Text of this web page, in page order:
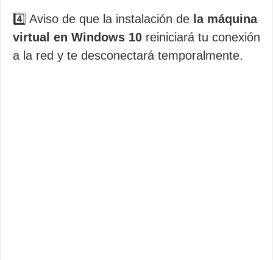
4️⃣ Aviso de que la instalación de la máquina
virtual en Windows 10 reiniciará tu conexión
a la red y te desconectará temporalmente.